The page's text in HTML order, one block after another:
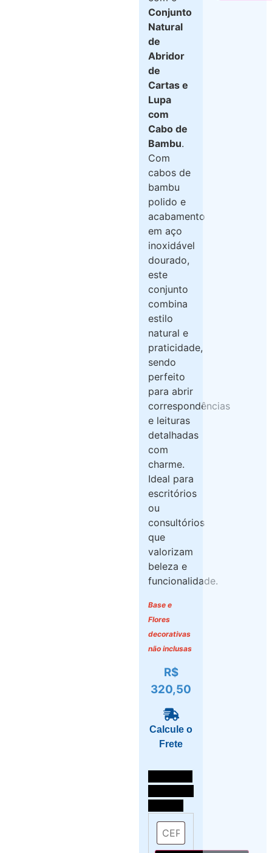
Conjunto
Natural
de
Abridor
de
Cartas e
Lupa
com
Cabo de
Bambu.
Com
cabos de
bambu
polido e
acabamento
em aço
inoxidável
dourado,
este
conjunto
combina
estilo
natural e
praticidade,
sendo
perfeito
para abrir
correspondências
e leituras
detalhadas
com
charme.
Ideal para
escritórios
ou
consultórios
que
valorizam
beleza e
funcionalidade.
Base e
Flores
decorativas
não inclusas
R$
320,50
Calcule o
Frete